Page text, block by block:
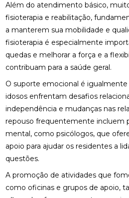
Além do atendimento básico,
fisioterapia e reabilitação,
a manterem sua mobilidade e
fisioterapia é especialmente
quedas e melhorar a força e a
contribuam para a saúde geral.
O suporte emocional é
idosos enfrentam desafios
independência e mudanças nas
repouso frequentemente incluem
mental, como psicólogos, que
apoio para ajudar os residentes a
questões.
A promoção de atividades que
como oficinas e grupos de apoio,